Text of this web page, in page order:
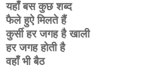
यहाँ बस कुछ शब्द
फैले हुऐ मिलते हैं
कुर्सी हर जगह है खाली
हर जगह होती है
वहाँ भी बैठ